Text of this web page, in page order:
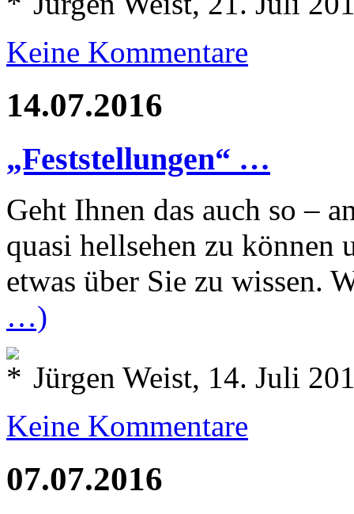
Keine Kommentare
14.07.2016
„Feststellungen“ …
Geht Ihnen das auch so –
quasi hellsehen zu können
etwas über Sie zu wissen.
…)
Jürgen Weist, 14. Juli
Keine Kommentare
07.07.2016